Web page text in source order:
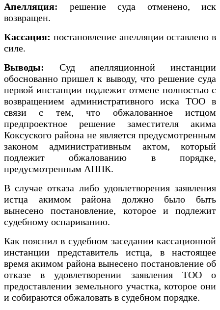
Апелляция: решение суда отменено, иск
возвращен.
Кассация: постановление апелляции оставлено в
силе.
Выводы: Суд апелляционной инстанции
обоснованно пришел к выводу, что решение суда
первой инстанции подлежит отмене полностью с
возвращением административного иска ТОО в
связи с тем, что обжалованное истцом
предпроектное решение заместителя акима
Коксуского района не является предусмотренным
законом административным актом, который
подлежит обжалованию в порядке,
предусмотренным АППК.
В случае отказа либо удовлетворения заявления
истца акимом района должно было быть
вынесено постановление, которое и подлежит
судебному оспариванию.
Как пояснил в судебном заседании кассационной
инстанции представитель истца, в настоящее
время акимом района вынесено постановление об
отказе в удовлетворении заявления ТОО о
предоставлении земельного участка, которое они
и собираются обжаловать в судебном порядке.